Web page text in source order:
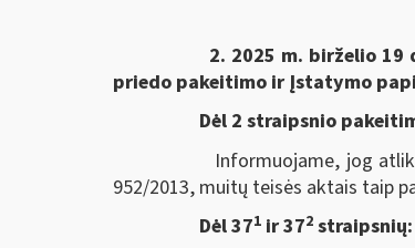
2. 2025 m. birželio 19 d.
priedo pakeitimo ir Įstatymo
Dėl 2 straipsnio
Informuojame, jog atliktas
952/2013, muitų teisės aktais taip
Dėl 371ir 372straipsnių: